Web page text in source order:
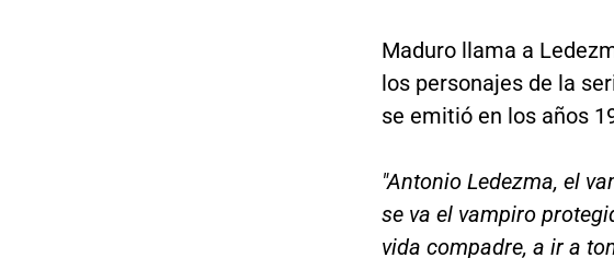
Maduro llama a
los personajes de la
se emitió en los años
"Antonio Ledezma, el
se va el vampiro
vida compadre, a ir a